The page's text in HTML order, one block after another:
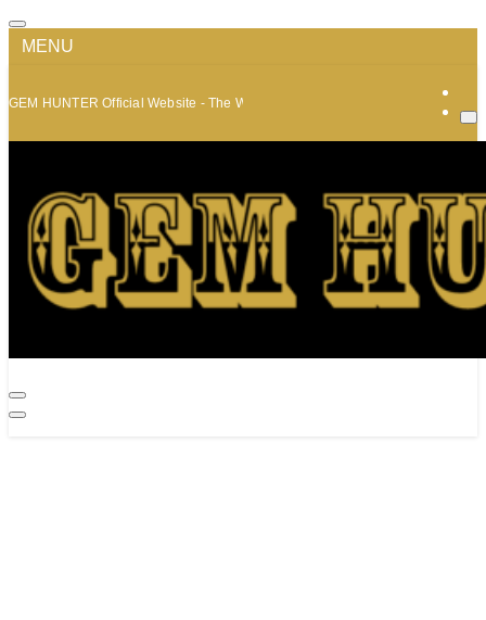
MENU
GEM HUNTER Official Website - The World of Minerals and Jewelry